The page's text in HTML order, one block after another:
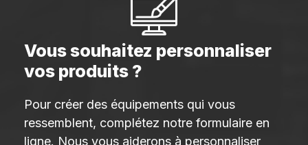
Vous souhaitez personnaliser
vos produits ?
Pour créer des équipements qui vous
ressemblent, complétez notre formulaire en
ligne. Nous vous aiderons à personnaliser